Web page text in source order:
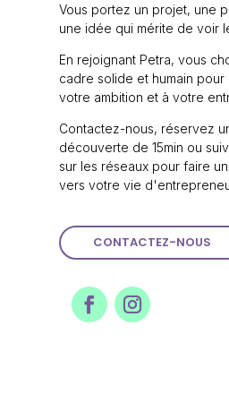
Vous portez un projet, une
une idée qui mérite de voir
En rejoignant Petra, vous
cadre solide et humain
votre ambition et à votre
Contactez-nous, réservez
découverte de 15min ou
sur les réseaux pour faire
vers votre vie
CONTACTEZ-NOUS